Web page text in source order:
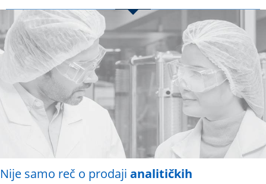
Nije samo reč o prodaji analitičkih